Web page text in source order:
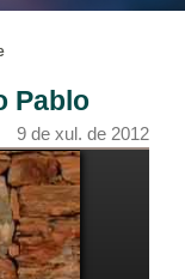
Pablo
9 de xul. de 2012